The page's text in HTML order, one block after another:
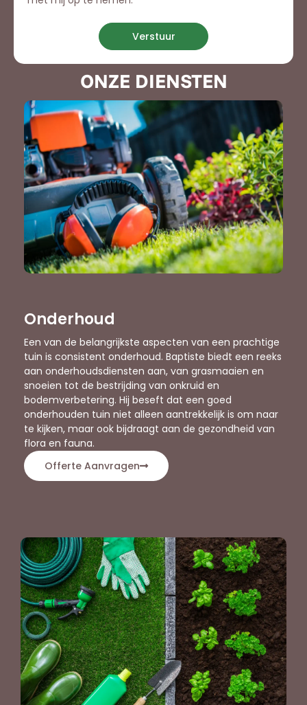
Verstuur
ONZE DIENSTEN
Onderhoud
Een van de belangrijkste aspecten van een prachtige
tuin is consistent onderhoud. Baptiste biedt een reeks
aan onderhoudsdiensten aan, van grasmaaien en
snoeien tot de bestrijding van onkruid en
bodemverbetering. Hij beseft dat een goed
onderhouden tuin niet alleen aantrekkelijk is om naar
te kijken, maar ook bijdraagt aan de gezondheid van
flora en fauna.
Offerte Aanvragen